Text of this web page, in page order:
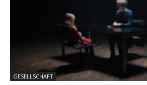
GESELLSCHAFT